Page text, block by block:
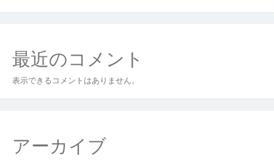
最近のコメント
表示できるコメントはありません。
アーカイブ